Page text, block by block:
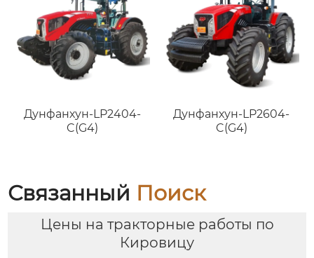
Дунфанхун-LP2404-
C(G4)
Дунфанхун-LP2604-
C(G4)
Связанный Поиск
Цены на тракторные работы по
Кировицу